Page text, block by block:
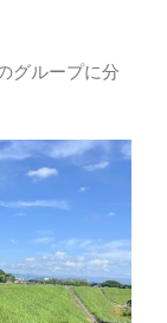
グループに分